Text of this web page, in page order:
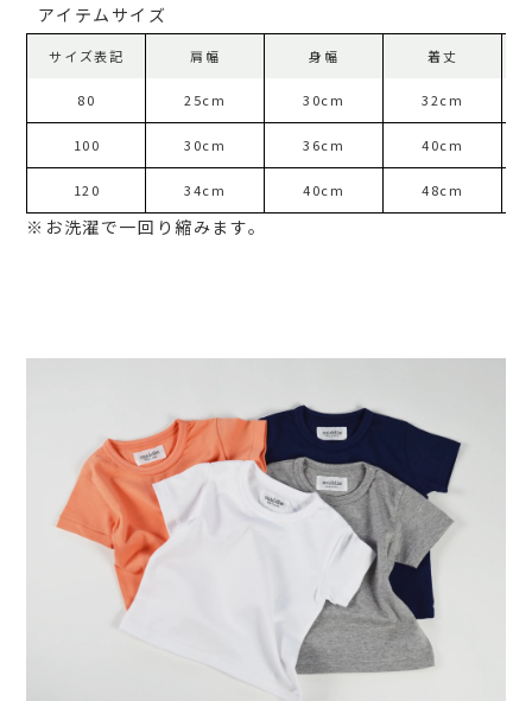
アイテムサイズ
サイズ表記 肩幅 身幅 着丈
80 25cm 30cm 32cm
100 30cm 36cm 40cm
120 34cm 40cm 48cm
※お洗濯で一回り縮みます。